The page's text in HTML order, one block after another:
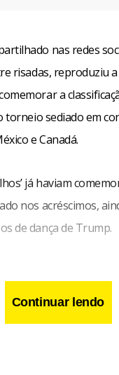
nas redes
risadas, reproduziu a
a
torneio sediado em
e Canadá.
já haviam
nos acréscimos,
de dança de Trump.
Continuar lendo